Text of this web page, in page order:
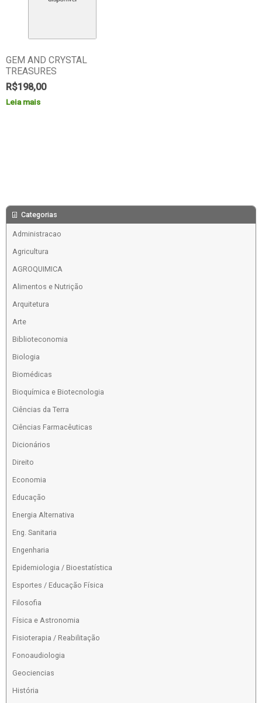
GEM AND CRYSTAL
TREASURES
R$198,00
Leia mais
Categorias
Administracao
Agricultura
AGROQUIMICA
Alimentos e Nutrição
Arquitetura
Arte
Biblioteconomia
Biologia
Biomédicas
Bioquímica e Biotecnologia
Ciências da Terra
Ciências Farmacêuticas
Dicionários
Direito
Economia
Educação
Energia Alternativa
Eng. Sanitaria
Engenharia
Epidemiologia / Bioestatística
Esportes / Educação Física
Filosofia
Física e Astronomia
Fisioterapia / Reabilitação
Fonoaudiologia
Geociencias
História